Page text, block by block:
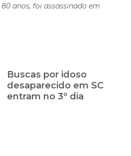
anos, foi assassinado em
Buscas por idoso
desaparecido em SC
entram no 3º dia